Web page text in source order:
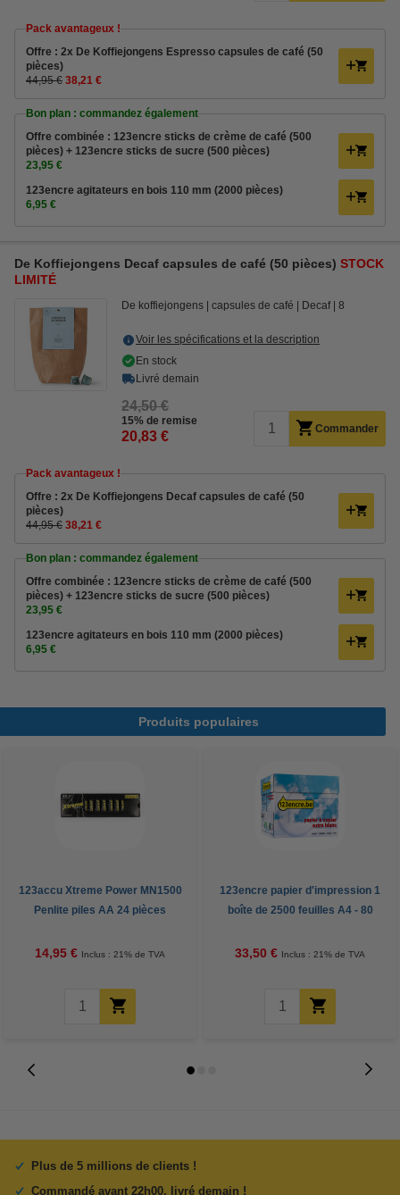
Pack avantageux !
Offre : 2x De Koffiejongens Espresso capsules de café (50
pièces)
44,95 € 38,21 €
Bon plan : commandez également
Offre combinée : 123encre sticks de crème de café (500
pièces) + 123encre sticks de sucre (500 pièces)
23,95 €
123encre agitateurs en bois 110 mm (2000 pièces)
6,95 €
De Koffiejongens Decaf capsules de café (50 pièces) STOCK
LIMITÉ
De koffiejongens capsules de café Decaf 8
Voir les spécifications et la description
En stock
Livré demain
24,50 €
15% de remise
20,83 € Commander
Pack avantageux !
Offre : 2x De Koffiejongens Decaf capsules de café (50
pièces)
44,95 € 38,21 €
Bon plan : commandez également
Offre combinée : 123encre sticks de crème de café (500
pièces) + 123encre sticks de sucre (500 pièces)
23,95 €
123encre agitateurs en bois 110 mm (2000 pièces)
6,95 €
Produits populaires
123accu Xtreme Power MN1500
Penlite piles AA 24 pièces
14,95 € Inclus : 21% de TVA
123encre papier d'impression 1
boîte de 2500 feuilles A4 - 80
33,50 € Inclus : 21% de TVA
Plus de 5 millions de clients !
Commandé avant 22h00, livré demain !